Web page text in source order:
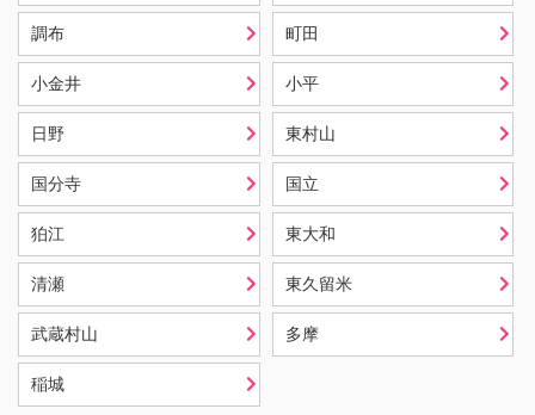
調布 町田
小金井 小平
日野 東村山
国分寺 国立
狛江 東大和
清瀬 東久留米
武蔵村山 多摩
稲城